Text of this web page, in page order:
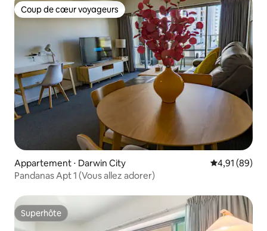
Coup de cœur voyageurs
Coup de cœur voyageurs
Appartement ⋅ Darwin City Évaluation
4,91 (89)
Pandanas Apt 1 (Vous allez adorer)
Superhôte
Superhôte